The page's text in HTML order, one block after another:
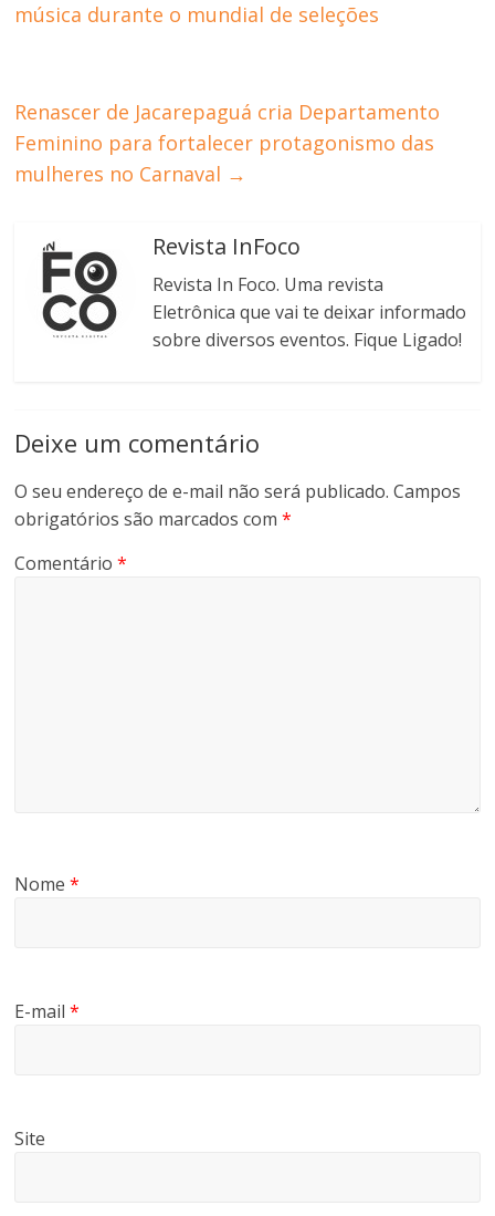
música durante o mundial de seleções
Renascer de Jacarepaguá cria Departamento
Feminino para fortalecer protagonismo das
mulheres no Carnaval →
Revista InFoco
Revista In Foco. Uma revista
Eletrônica que vai te deixar informado
sobre diversos eventos. Fique Ligado!
Deixe um comentário
O seu endereço de e-mail não será publicado. Campos
obrigatórios são marcados com*
Comentário*
Nome*
E-mail*
Site